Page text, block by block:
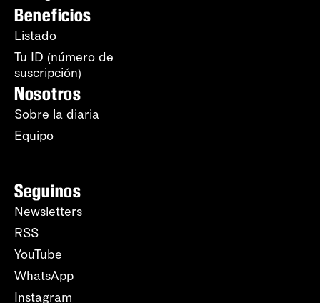
Beneficios
Listado
Tu ID (número de
suscripción)
Nosotros
Sobre la diaria
Equipo
Seguinos
Newsletters
RSS
YouTube
WhatsApp
Instagram